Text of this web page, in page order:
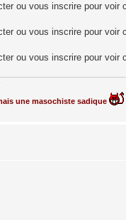
ou vous inscrire pour voir
ou vous inscrire pour voir
ou vous inscrire pour voir
une masochiste sadique